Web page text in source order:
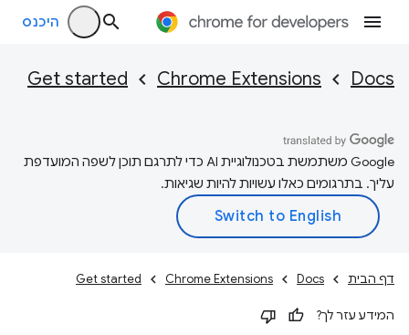
היכנס
Docs
Chrome Extensions
Get started
‫Google משתמשת בטכנולוגיית AI כדי לתרגם תוכן לשפה המועדפת
עליך. בתרגומים כאלו עשויות להיות שגיאות.
דף הבית Docs
Chrome Extensions
Get started
המידע עזר לך?